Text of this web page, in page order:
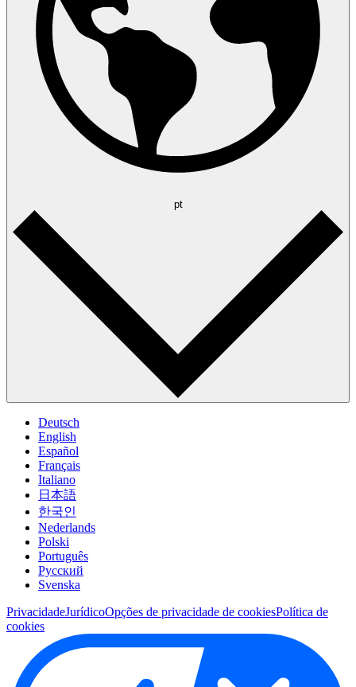
pt
Deutsch
English
Español
Français
Italiano
日本語
한국인
Nederlands
Polski
Português
Pусский
Svenska
PrivacidadeJurídicoOpções de privacidade de cookiesPolítica de
cookies